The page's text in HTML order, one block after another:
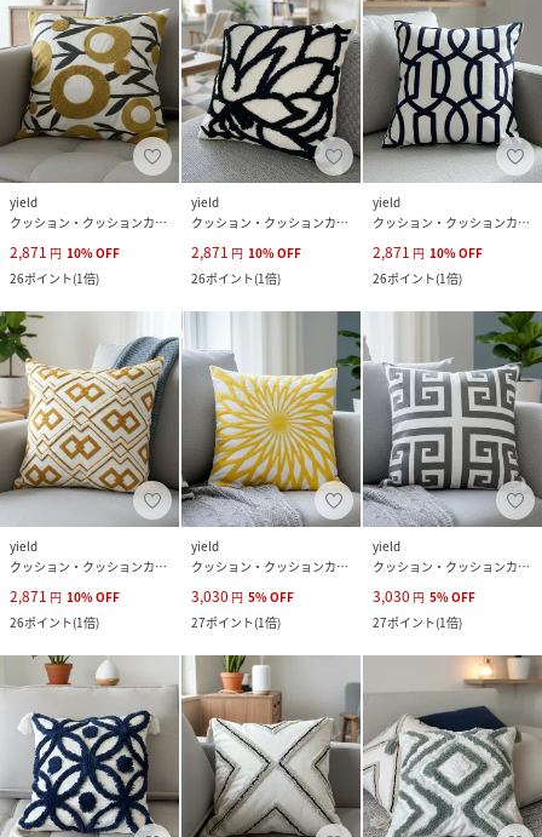
yield
クッション・クッションカバー
2,871 円 10%OFF
26ポイント(1倍)
yield
クッション・クッションカバー
2,871 円 10%OFF
26ポイント(1倍)
yield
クッション・クッションカバー
2,871 円 10%OFF
26ポイント(1倍)
yield
クッション・クッションカバー
2,871 円 10%OFF
26ポイント(1倍)
yield
クッション・クッションカバー
3,030 円 5%OFF
27ポイント(1倍)
yield
クッション・クッションカバー
3,030 円 5%OFF
27ポイント(1倍)